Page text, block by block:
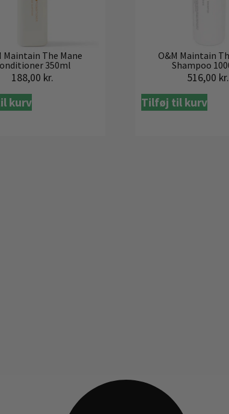
Maintain The Mane
350ml
188,00 kr.
kurv
O&M Maintain
Shampoo
516,00 kr.
Tilføj til kurv